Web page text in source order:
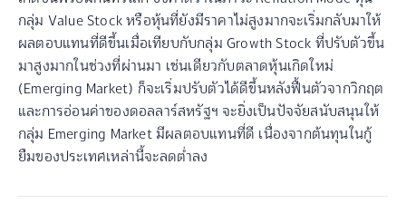
กลุ่ม Value Stock หรือหุ้นที่ยังมีราคาไม่สูงมากจะเริ่มกลับมาให้
ผลตอบแทนที่ดีขึ้นเมื่อเทียบกับกลุ่ม Growth Stock ที่ปรับตัวขึ้น
มาสูงมากในช่วงที่ผ่านมา เช่นเดียวกับตลาดหุ้นเกิดใหม่
(Emerging Market) ก็จะเริ่มปรับตัวได้ดีขึ้นหลังฟื้นตัวจากวิกฤต
และการอ่อนค่าของดอลลาร์สหรัฐฯ จะยิ่งเป็นปัจจัยสนับสนุนให้
กลุ่ม Emerging Market มีผลตอบแทนที่ดี เนื่องจากต้นทุนในกู้
ยืมของประเทศเหล่านี้จะลดต่ำลง